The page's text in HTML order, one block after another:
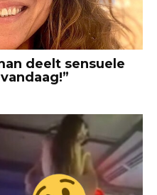
deelt sensuele